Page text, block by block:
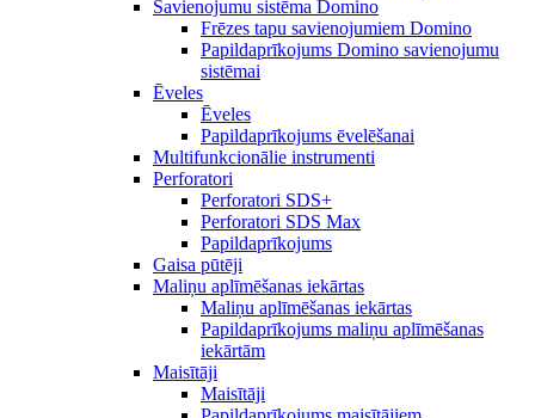
Savienojumu sistēma Domino
Frēzes tapu savienojumiem Domino
Papildaprīkojums Domino savienojumu
sistēmai
Ēveles
Ēveles
Papildaprīkojums ēvelēšanai
Multifunkcionālie instrumenti
Perforatori
Perforatori SDS+
Perforatori SDS Max
Papildaprīkojums
Gaisa pūtēji
Maliņu aplīmēšanas iekārtas
Maliņu aplīmēšanas iekārtas
Papildaprīkojums maliņu aplīmēšanas
iekārtām
Maisītāji
Maisītāji